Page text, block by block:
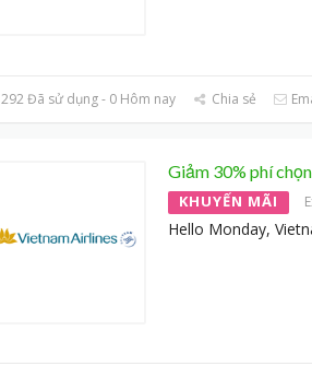
292 Đã sử dụng - 0 Hôm nay Chia sẻ
Giảm 30% phí
KHUYẾN MÃI
Hello Monday,